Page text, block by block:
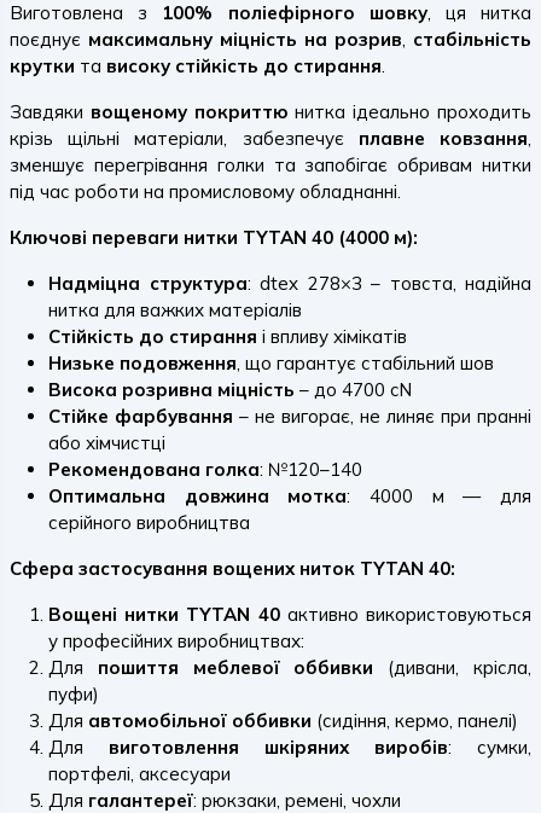
Виготовлена з 100% поліефірного шовку, ця нитка
поєднує максимальну міцність на розрив, стабільність
крутки та високу стійкість до стирання.
Завдяки вощеному покриттю нитка ідеально проходить
крізь щільні матеріали, забезпечує плавне ковзання,
зменшує перегрівання голки та запобігає обривам нитки
під час роботи на промисловому обладнанні.
Ключові переваги нитки TYTAN 40 (4000 м):
Надміцна структура: dtex 278×3 – товста, надійна
нитка для важких матеріалів
Стійкість до стирання і впливу хімікатів
Низьке подовження, що гарантує стабільний шов
Висока розривна міцність – до 4700 cN
Стійке фарбування – не вигорає, не линяє при пранні
або хімчистці
Рекомендована голка: №120–140
Оптимальна довжина мотка: 4000 м — для
серійного виробництва
Сфера застосування вощених ниток TYTAN 40:
Вощені нитки TYTAN 40активно використовуються
у професійних виробництвах:
Для пошиття меблевої оббивки (дивани, крісла,
пуфи)
Для автомобільної оббивки (сидіння, кермо, панелі)
Для виготовлення шкіряних виробів: сумки,
портфелі, аксесуари
Для галантереї: рюкзаки, ремені, чохли